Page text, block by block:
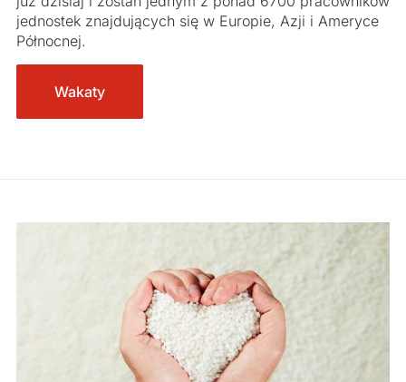
jednostek znajdujących się w Europie, Azji i Ameryce
Północnej.
Wakaty